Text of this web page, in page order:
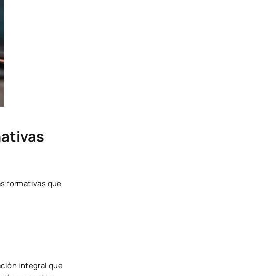
formativas que
integral que